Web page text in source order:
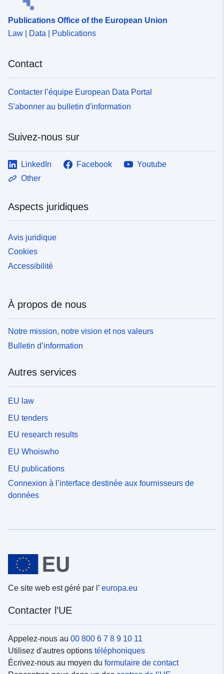
Publications Office of the European Union
Law | Data | Publications
Contact
Contacter l’équipe European Data Portal
S'abonner au bulletin d'information
Suivez-nous sur
LinkedIn Facebook
Youtube
Other
Aspects juridiques
Avis juridique
Cookies
Accessibilité
À propos de nous
Notre mission, notre vision et nos valeurs
Bulletin d’information
Autres services
EU law
EU tenders
EU research results
EU Whoiswho
EU publications
Connexion à l’interface destinée aux fournisseurs de
données
Ce site web est géré par l’ europa.eu
Contacter l’UE
Appelez-nous au 00 800 6 7 8 9 10 11
Utilisez d'autres options téléphoniques
Écrivez-nous au moyen du formulaire de contact